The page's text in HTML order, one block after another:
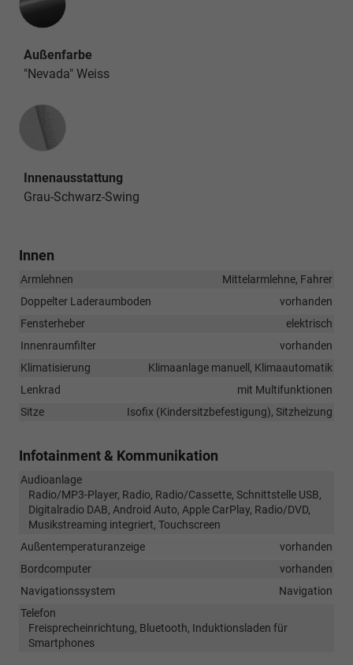
Außenfarbe
"Nevada" Weiss
Innenausstattung
Innenausstattung
Grau-Schwarz-Swing
Innen
Armlehnen
Mittelarmlehne, Fahrer
Doppelter Laderaumboden
vorhanden
Fensterheber
elektrisch
Innenraumfilter
vorhanden
Klimatisierung
Klimaanlage manuell, Klimaautomatik
Lenkrad
mit Multifunktionen
Sitze
Isofix (Kindersitzbefestigung), Sitzheizung
Infotainment & Kommunikation
Audioanlage
Radio/MP3-Player, Radio, Radio/Cassette, Schnittstelle USB,
Digitalradio DAB, Android Auto, Apple CarPlay, Radio/DVD,
Musikstreaming integriert, Touchscreen
Außentemperaturanzeige
vorhanden
Bordcomputer
vorhanden
Navigationssystem
Navigation
Telefon
Freisprecheinrichtung, Bluetooth, Induktionsladen für
Smartphones